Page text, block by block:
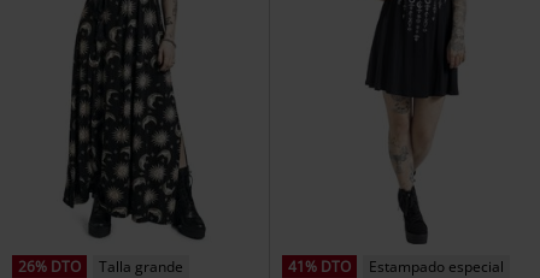
26% DTO
Talla grande
41% DTO
Estampado especial